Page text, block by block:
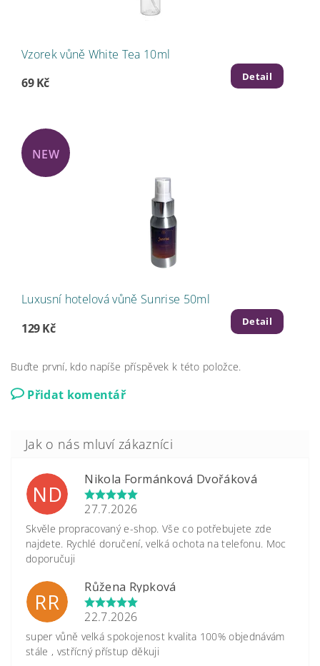
Vzorek vůně White Tea 10ml
69 Kč
Detail
NEW
Luxusní hotelová vůně Sunrise 50ml
129 Kč
Detail
Buďte první, kdo napíše příspěvek k této položce.
Přidat komentář
ND
Nikola Formánková Dvořáková
27.7.2026
Skvěle propracovaný e-shop. Vše co potřebujete zde
najdete. Rychlé doručení, velká ochota na telefonu. Moc
doporučuji
RR
Růžena Rypková
22.7.2026
super vůně velká spokojenost kvalita 100% objednávám
stále , vstřícný přístup děkuji